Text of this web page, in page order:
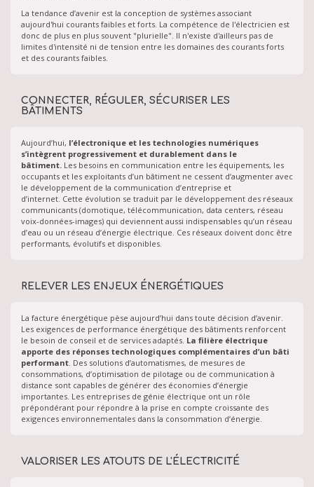
La tendance d’avenir est la conception de systèmes associant
aujourd'hui courants faibles et forts. La compétence de l'électricien est
donc de plus en plus souvent "plurielle". Il n'existe d'ailleurs pas de
limites d'intensité ni de tension entre les domaines des courants forts
et des courants faibles.
CONNECTER, RÉGULER, SÉCURISER LES
BÂTIMENTS
Aujourd’hui, l’électronique et les technologies numériques
s’intègrent progressivement et durablement dans le
bâtiment. Les besoins en communication entre les équipements, les
occupants et les exploitants d’un bâtiment ne cessent d’augmenter avec
le développement de la communication d’entreprise et
d’internet. Cette évolution se traduit par le développement des réseaux
communicants (domotique, télécommunication, data centers, réseau
voix-données-images) qui deviennent aussi indispensables qu’un réseau
d’eau ou un réseau d’énergie électrique. Ces réseaux doivent donc être
performants, évolutifs et disponibles.
RELEVER LES ENJEUX ÉNERGÉTIQUES
La facture énergétique pèse aujourd’hui dans toute décision d’avenir.
Les exigences de performance énergétique des bâtiments renforcent
le besoin de conseil et de services adaptés. La filière électrique
apporte des réponses technologiques complémentaires d’un bâti
performant. Des solutions d’automatismes, de mesures de
consommations, d’optimisation de pilotage ou de communication à
distance sont capables de générer des économies d’énergie
importantes. Les entreprises de génie électrique ont un rôle
prépondérant pour répondre à la prise en compte croissante des
exigences environnementales dans la consommation d’énergie.
VALORISER LES ATOUTS DE L'ÉLECTRICITÉ